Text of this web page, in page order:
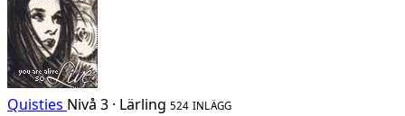
Quisties Nivå 3 · Lärling 524 INLÄGG